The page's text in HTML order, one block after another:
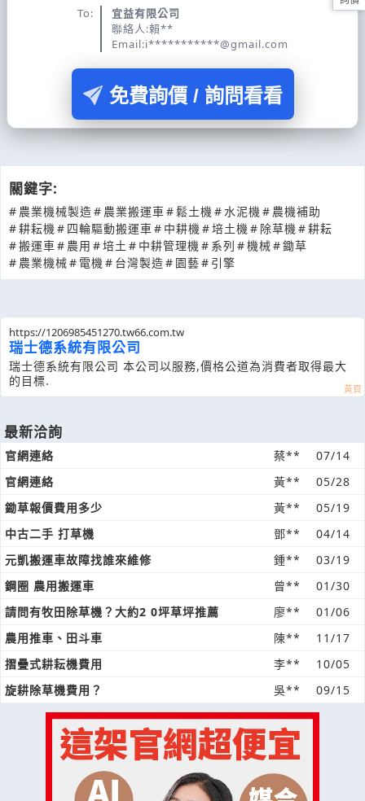
To:
宜益有限公司
聯絡人:賴**
Email:i***********@gmail.com
免費詢價 / 詢問看看
關鍵字:
# 農業機械製造# 農業搬運車 #鬆土機 # 水泥機 # 農機補助
#耕耘機 # 四輪驅動搬運車 # 中耕機 #培土機 # 除草機 #耕耘
#搬運車 # 農用 #培土 # 中耕管理機 # 系列 #機械#鋤草
# 農業機械# 電機 # 台灣製造# 園藝# 引擎
https://1206985451270.tw66.com.tw
瑞士德系統有限公司
瑞士德系統有限公司 本公司以服務,價格公道為消費者取得最大
的目標.
最新洽詢
官網連絡 蔡**
07/14
官網連絡
黃**
05/28
鋤草報價費用多少
黃**
05/19
中古二手 打草機
鄧**
04/14
元凱搬運車故障找誰來維修
鍾**
03/19
鋼圈 農用搬運車
曾**
01/30
請問有牧田除草機？大約2 0坪草坪推薦
廖**
01/06
農用推車、田斗車
陳**
11/17
摺疊式耕耘機費用
李**
10/05
旋耕除草機費用？
吳** 09/15